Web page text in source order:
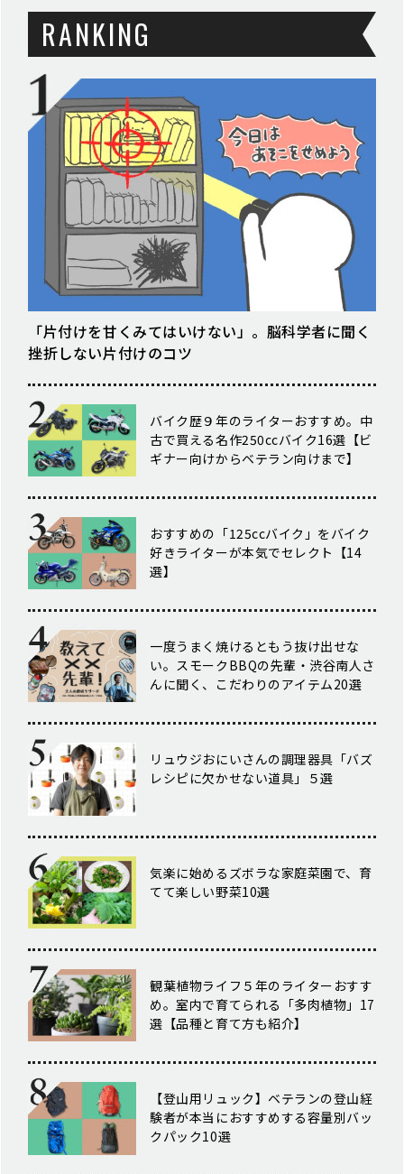
RANKING
「片付けを甘くみてはいけない」。脳科学者に聞く
挫折しない片付けのコツ
バイク歴９年のライターおすすめ。中
古で買える名作250ccバイク16選【ビ
ギナー向けからベテラン向けまで】
おすすめの「125ccバイク」をバイク
好きライターが本気でセレクト【14
選】
一度うまく焼けるともう抜け出せな
い。スモークBBQの先輩・渋谷南人さ
んに聞く、こだわりのアイテム20選
リュウジおにいさんの調理器具「バズ
レシピに欠かせない道具」５選
気楽に始めるズボラな家庭菜園で、育
てて楽しい野菜10選
観葉植物ライフ５年のライターおすす
め。室内で育てられる「多肉植物」17
選【品種と育て方も紹介】
【登山用リュック】ベテランの登山経
験者が本当におすすめする容量別バッ
クパック10選